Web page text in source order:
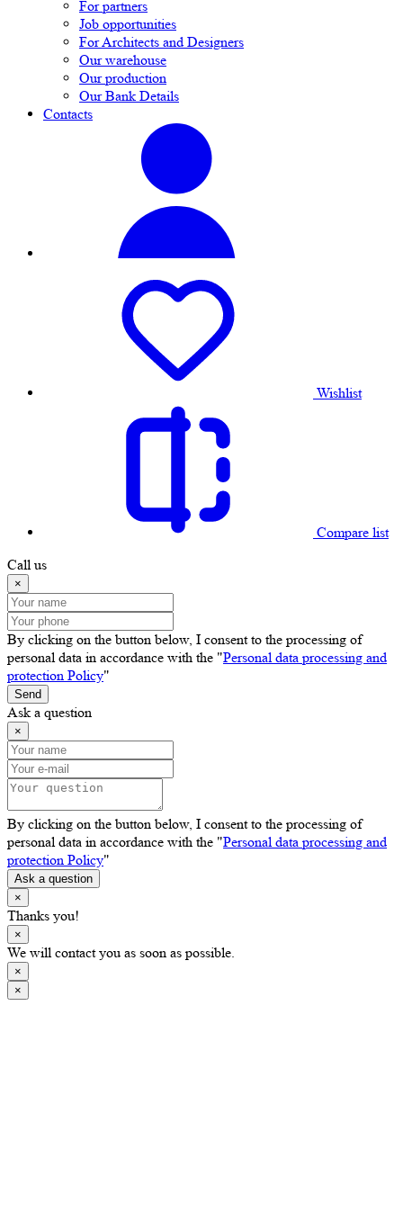
For partners
Job opportunities
For Architects and Designers
Our warehouse
Our production
Our Bank Details
Contacts
Wishlist
Compare list
Call us
×
By clicking on the button below, I consent to the processing of
personal data in accordance with the "Personal data processing and
protection Policy"
Send
Ask a question
×
By clicking on the button below, I consent to the processing of
personal data in accordance with the "Personal data processing and
protection Policy"
Ask a question
×
Thanks you!
×
We will contact you as soon as possible.
×
×